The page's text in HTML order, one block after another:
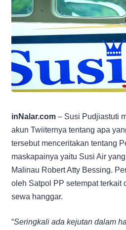
inNalar.com – Susi Pudjiastuti
akun Twiiternya tentang apa
tersebut menceritakan tentang
maskapainya yaitu Susi Air
Malinau Robert Atty Bessing.
oleh Satpol PP setempat terkait
sewa hanggar.
“Seringkali ada kejutan dalam